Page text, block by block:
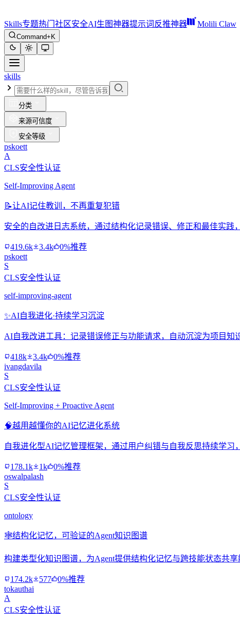
Skills专题热门 社区安全AI生图神器提示词反推神器 Molili Claw
Command+K
skills
分类
来源可信度
安全等级
pskoett
A
CLS安全性认证
Self-Improving Agent
📝让AI记住教训，不再重复犯错
安全的自改进日志系统，通过结构化记录错误、修正和最佳实践
419.6k 3.4k
0%推荐
pskoett
S
CLS安全性认证
self-improving-agent
✨AI自我进化·持续学习沉淀
AI自我改进工具：记录错误修正与功能请求，自动沉淀为项目知
418k 3.4k
0%推荐
ivangdavila
S
CLS安全性认证
Self-Improving + Proactive Agent
🧠越用越懂你的AI记忆进化系统
自我进化型AI记忆管理框架，通过用户纠错与自我反思持续学习
178.1k 1k
0%推荐
oswalpalash
S
CLS安全性认证
ontology
🕸️结构化记忆，可验证的Agent知识图谱
构建类型化知识图谱，为Agent提供结构化记忆与跨技能状态共
174.2k 577
0%推荐
tokauthai
A
CLS安全性认证